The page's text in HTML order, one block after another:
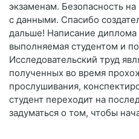
экзаменам. Безопасность
с данными. Спасибо
дальше! Написание диплома
выполняемая студентом и
Исследовательский труд
полученных во время
прослушивания,
студент переходит на
задуматься о том, чтобы